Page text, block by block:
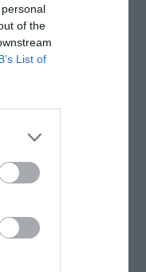
of the
List of